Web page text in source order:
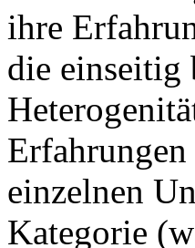
ihre
die einseitig
Erfahrungen
einzelnen
Kategorie